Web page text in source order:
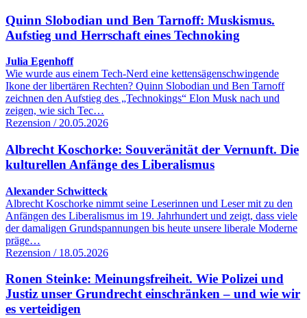
Quinn Slobodian und Ben Tarnoff: Muskismus.
Aufstieg und Herrschaft eines Technoking
Julia Egenhoff
Wie wurde aus einem Tech-Nerd eine kettensägenschwingende
Ikone der libertären Rechten? Quinn Slobodian und Ben Tarnoff
zeichnen den Aufstieg des „Technokings“ Elon Musk nach und
zeigen, wie sich Tec…
Rezension / 20.05.2026
Albrecht Koschorke: Souveränität der Vernunft. Die
kulturellen Anfänge des Liberalismus
Alexander Schwitteck
Albrecht Koschorke nimmt seine Leserinnen und Leser mit zu den
Anfängen des Liberalismus im 19. Jahrhundert und zeigt, dass viele
der damaligen Grundspannungen bis heute unsere liberale Moderne
präge…
Rezension / 18.05.2026
Ronen Steinke: Meinungsfreiheit. Wie Polizei und
Justiz unser Grundrecht einschränken – und wie wir
es verteidigen